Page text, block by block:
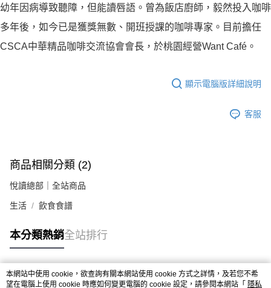
幼年因病導致聽障，但能讀唇語。曾為飯店廚師，毅然投入咖啡
多年後，如今已是獲獎無數、開班授課的咖啡專家。目前擔任
CSCA中華精品咖啡交流協會會長，於桃園經營Want Café。
顯示電腦版詳細說明
客服
商品相關分類 (2)
悅讀總部｜全站商品
生活 飲食食譜
本分類熱銷全站排行
熱門標籤
本網站中使用 cookie，欲查詢有關本網站使用 cookie 方式之詳情，及若您不希
望在電腦上使用 cookie 時應如何變更電腦的 cookie 設定，請參閱本網站「 隱私